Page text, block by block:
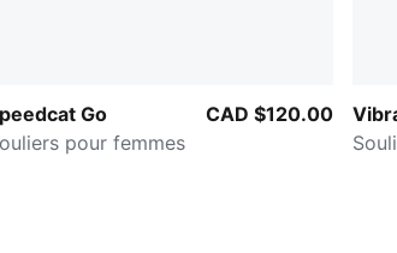
Go
pour femmes
CAD $120.00